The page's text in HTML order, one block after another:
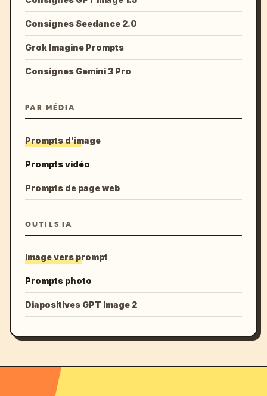
Consignes Seedance 2.0
Grok Imagine Prompts
Consignes Gemini 3 Pro
PAR MÉDIA
Prompts d'image
Prompts vidéo
Prompts de page web
OUTILS IA
Image vers prompt
Prompts photo
Diapositives GPT Image 2